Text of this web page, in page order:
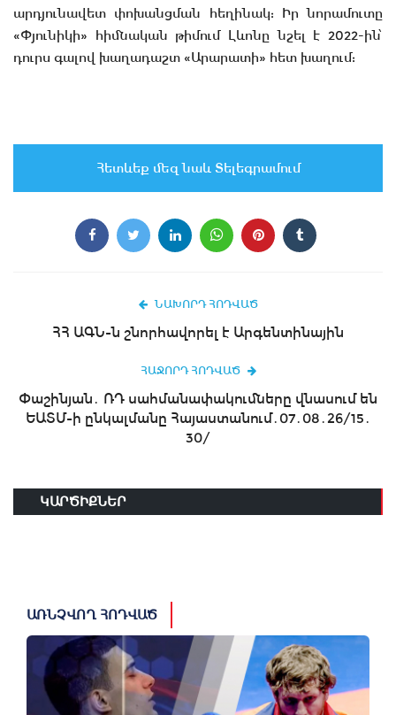
արդյունավետ փոխանցման հեղինակ: Իր նորամուտը
«Փյունիկի» հիմնական թիմում Լևոնը նշել է 2022-ին՝
դուրս գալով խաղադաշտ «Արարատի» հետ խաղում:
Հետևեք մեզ նաև Տելեգրամում
ՆԱԽՈՐԴ ՀՈԴՎԱԾ
ՀՀ ԱԳՆ-ն շնորհավորել է Արգենտինային
ՀԱՋՈՐԴ ՀՈԴՎԱԾ
Փաշինյան․ ՌԴ սահմանափակումները վնասում են
ԵԱՏՄ-ի ընկալմանը Հայաստանում․07․08․26/15․
30/
ԿԱՐԾԻՔՆԵՐ
ԱՌՆՉՎՈՂ ՀՈԴՎԱԾ